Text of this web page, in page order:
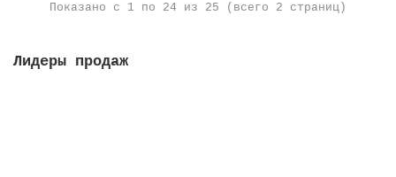
Показано с 1 по 24 из 25 (всего 2 страниц)
Лидеры продаж